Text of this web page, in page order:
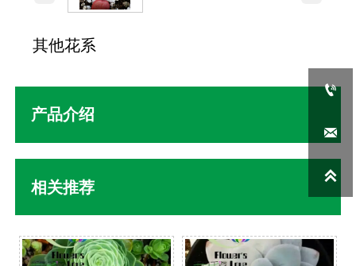
其他花系
产品介绍
相关推荐


